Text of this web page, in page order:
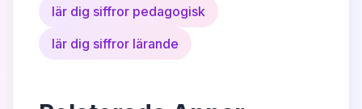
lär dig siffror pedagogisk
lär dig siffror lärande